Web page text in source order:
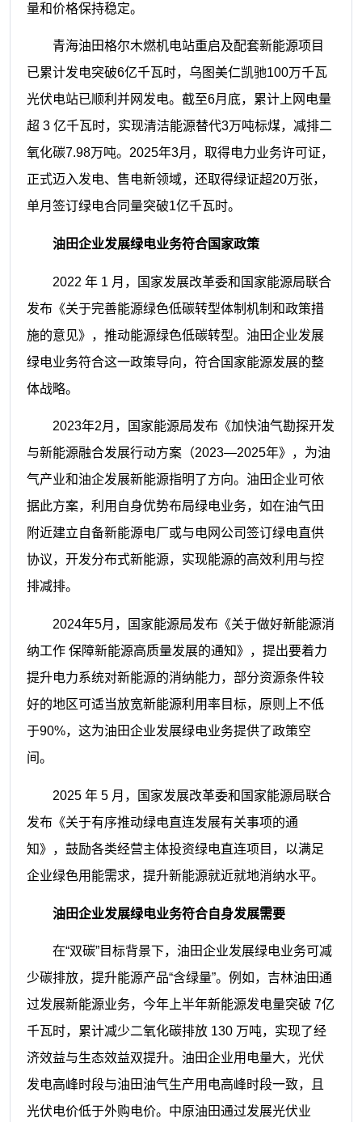
量和价格保持稳定。
青海油田格尔木燃机电站重启及配套新能源项目
已累计发电突破6亿千瓦时，乌图美仁凯驰100万千瓦
光伏电站已顺利并网发电。截至6月底，累计上网电量
超 3 亿千瓦时，实现清洁能源替代3万吨标煤，减排二
氧化碳7.98万吨。2025年3月，取得电力业务许可证，
正式迈入发电、售电新领域，还取得绿证超20万张，
单月签订绿电合同量突破1亿千瓦时。
油田企业发展绿电业务符合国家政策
2022 年 1 月，国家发展改革委和国家能源局联合
发布《关于完善能源绿色低碳转型体制机制和政策措
施的意见》，推动能源绿色低碳转型。油田企业发展
绿电业务符合这一政策导向，符合国家能源发展的整
体战略。
2023年2月，国家能源局发布《加快油气勘探开发
与新能源融合发展行动方案（2023—2025年》，为油
气产业和油企发展新能源指明了方向。油田企业可依
据此方案，利用自身优势布局绿电业务，如在油气田
附近建立自备新能源电厂或与电网公司签订绿电直供
协议，开发分布式新能源，实现能源的高效利用与控
排减排。
2024年5月，国家能源局发布《关于做好新能源消
纳工作 保障新能源高质量发展的通知》，提出要着力
提升电力系统对新能源的消纳能力，部分资源条件较
好的地区可适当放宽新能源利用率目标，原则
上不低
于90%，这为油田企业发展绿电业务提供了政策空
间。
2025 年 5 月，国家发展改革委和国家能源局联合
发布《关于有序推动绿电直连发展有关事项的通
知》，鼓励各类经营主体投资绿电直连项目，以满足
企业绿色用 能需求，提升新能源就近就地消纳水平。
油田企业发展绿电业务符合自身发展需要
在“双碳”目标背景下，油田企业发展绿电业务可减
少碳排放，提升能源产品“含绿量”。例如，吉林油田通
过发展新能源业务，今年上半年新能源发电量突破 7亿
千瓦时，累计减少二氧化碳排放 130 万吨，实现了经
济效益与生态效益双提升。 油田企业用电量大，光伏
发电高峰时段与油田油气生产用电高峰时段一致，且
光伏电价低于外购电价。中原油田通过发展光伏业